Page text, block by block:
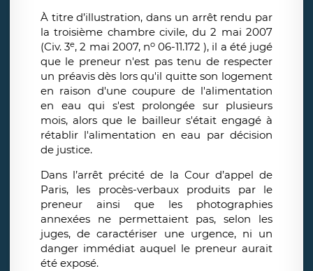
À titre d’illustration, dans un arrêt rendu par
la troisième chambre civile, du 2 mai 2007
(Civ. 3e, 2 mai 2007, no06-11.172 ), il a été jugé
que le preneur n'est pas tenu de respecter
un préavis dès lors qu'il quitte son logement
en raison d'une coupure de l'alimentation
en eau qui s'est prolongée sur plusieurs
mois, alors que le bailleur s'était engagé à
rétablir l'alimentation en eau par décision
de justice.
Dans l’arrêt précité de la Cour d’appel de
Paris, les procès-verbaux produits par le
preneur ainsi que les photographies
annexées ne permettaient pas, selon les
juges, de caractériser une urgence, ni un
danger immédiat auquel le preneur aurait
été exposé.